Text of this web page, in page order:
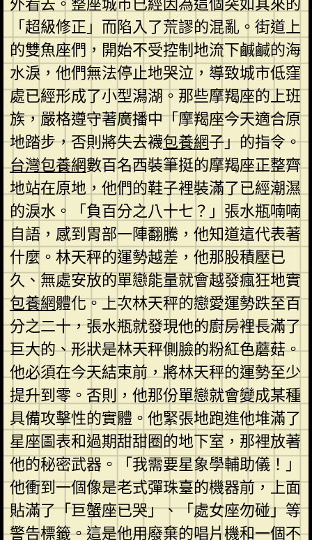
「超級修正」而陷入了荒謬的混亂。街道上
的雙魚座們，開始不受控制地流下鹹鹹的海
水淚，他們無法停止地哭泣，導致城市低窪
處已經形成了小型潟湖。那些摩羯座的上班
族，嚴格遵守著廣播中「摩羯座今天適合原
地踏步，否則將失去襪包養網子」的指令。
台灣包養網數百名西裝筆挺的摩羯座正整齊
地站在原地，他們的鞋子裡裝滿了已經潮濕
的淚水。「負百分之八十七？」張水瓶喃喃
自語，感到胃部一陣翻騰，他知道這代表著
什麼。林天秤的運勢越差，他那股積壓已
久、無處安放的單戀能量就會越發瘋狂地實
包養網體化。上次林天秤的戀愛運勢跌至百
分之二十，張水瓶就發現他的廚房裡長滿了
巨大的、形狀是林天秤側臉的粉紅色蘑菇。
他必須在今天結束前，將林天秤的運勢至少
提升到零。否則，他那份單戀就會變成某種
具備攻擊性的實體。他緊張地跑進他堆滿了
星座圖表和過期甜甜圈的地下室，那裡放著
他的秘密武器。「我需要星象學輔助儀！」
他衝到一個像是老式彈珠臺的機器前，上面
貼滿了「巨蟹座已哭」、「處女座勿碰」等
警告標籤。這是他用廢棄的唱片機和一個不